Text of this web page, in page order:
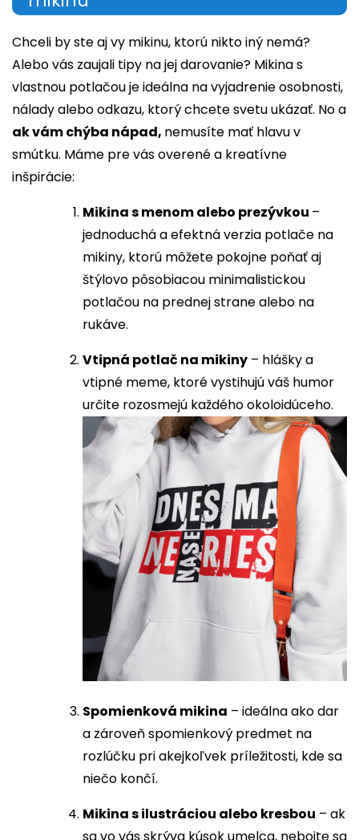
Chceli by ste aj vy mikinu, ktorú nikto iný nemá?
Alebo vás zaujali tipy na jej darovanie? Mikina s
vlastnou potlačou je ideálna na vyjadrenie osobnosti,
nálady alebo odkazu, ktorý chcete svetu ukázať. No a
ak vám chýba nápad, nemusíte mať hlavu v
smútku. Máme pre vás overené a kreatívne
inšpirácie:
Mikina s menom alebo prezývkou –
jednoduchá a efektná verzia potlače na
mikiny, ktorú môžete pokojne poňať aj
štýlovo pôsobiacou minimalistickou
potlačou na prednej strane alebo na
rukáve.
Vtipná potlač na mikiny – hlášky a
vtipné meme, ktoré vystihujú váš humor
určite rozosmejú každého okoloidúceho.
Spomienková mikina – ideálna ako dar
a zároveň spomienkový predmet na
rozlúčku pri akejkoľvek príležitosti, kde sa
niečo končí.
Mikina s ilustráciou alebo kresbou – ak
sa vo vás skrýva kúsok umelca, nebojte sa